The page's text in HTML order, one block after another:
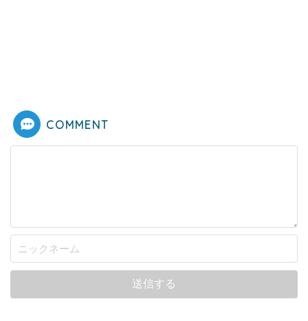
COMMENT